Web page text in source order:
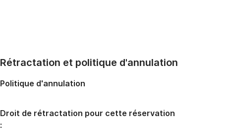
Rétractation et politique d'annulation
Politique d'annulation
Droit de rétractation pour cette réservation
: